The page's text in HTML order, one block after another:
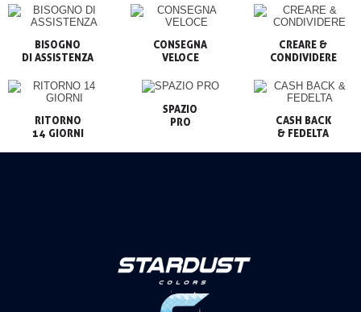
BISOGNO
CONSEGNA
VELOCE
CREARE &
CONDIVIDERE
RITORNO
14 GIORNI
SPAZIO
PRO
CASH BACK
& FEDELTA